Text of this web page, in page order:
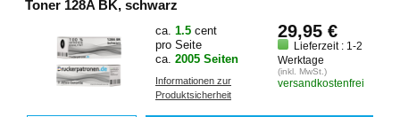
Toner 128A BK, schwarz
ca. 1.5 cent
pro Seite
ca. 2005 Seiten
Informationen zur
Produktsicherheit
29,95 €
Lieferzeit : 1-2
Werktage
(inkl. MwSt.)
versandkostenfrei